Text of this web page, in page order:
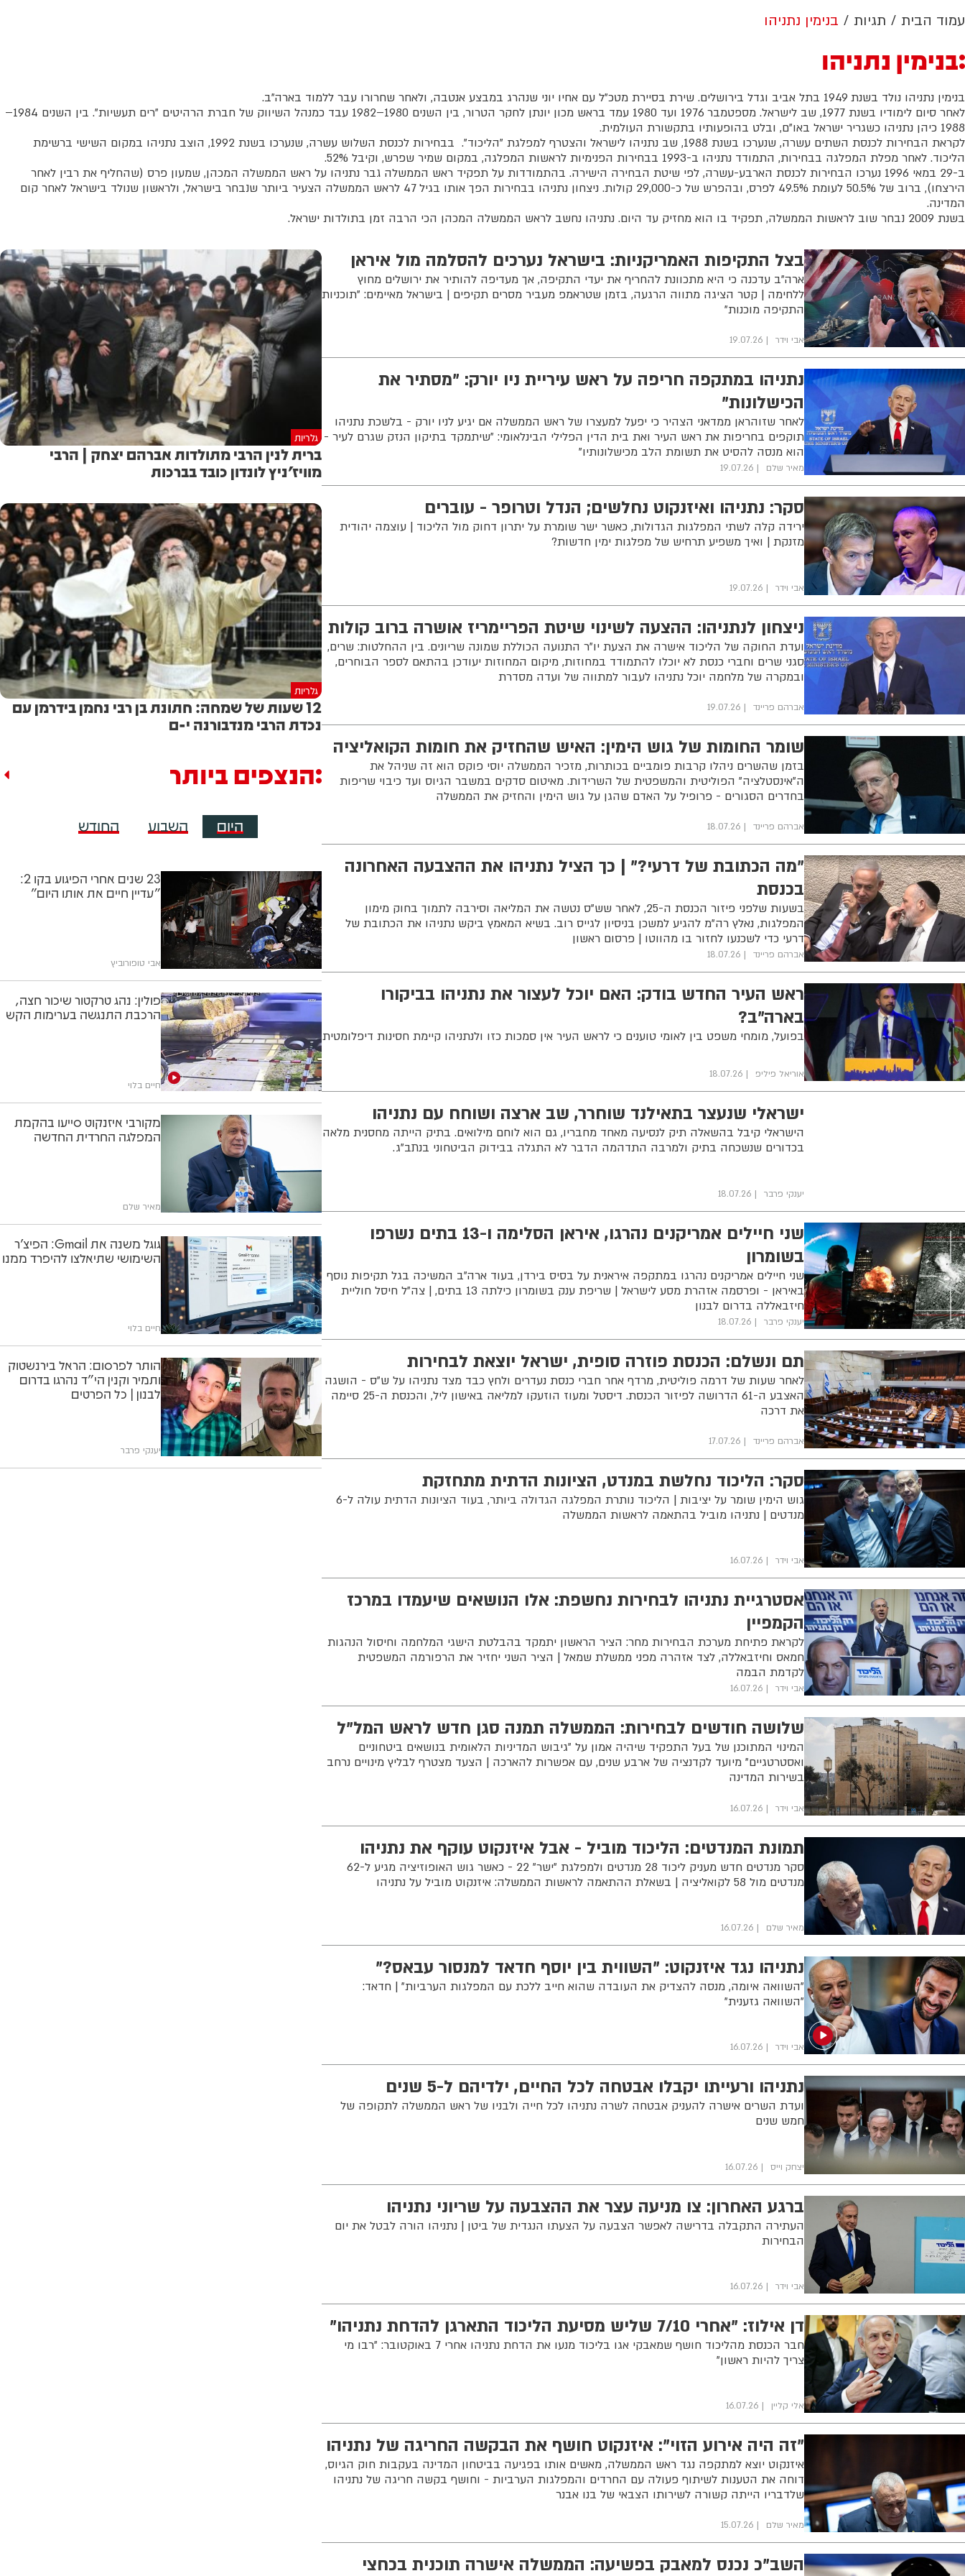
עמוד הבית תגיות בנימין נתניהו
בנימין נתניהו
בנימין נתניהו נולד בשנת 1949 בתל אביב וגדל בירושלים. שירת בסיירת מטכ"ל עם אחיו יוני שנהרג במבצע אנטבה, ולאחר שחרורו עבר ללמוד בארה"ב.
לאחר סיום לימודיו בשנת 1977, שב לישראל. מספטמבר 1976 ועד 1980 עמד בראש מכון יונתן לחקר הטרור, בין השנים 1980–1982 עבד כמנהל השיווק של חברת הרהיטים "רים תעשיות". בין השנים 1984–
1988 כיהן נתניהו כשגריר ישראל באו"ם, ובלט בהופעותיו בתקשורת העולמית.
לקראת הבחירות לכנסת השתים עשרה, שנערכו בשנת 1988, שב נתניהו לישראל והצטרף למפלגת "הליכוד". בבחירות לכנסת השלוש עשרה, שנערכו בשנת 1992, הוצב נתניהו במקום השישי ברשימת
הליכוד. לאחר מפלת המפלגה בבחירות, התמודד נתניהו ב-1993 בבחירות הפנימיות לראשות המפלגה, במקום שמיר שפרש, וקיבל 52%.
ב-29 במאי 1996 נערכו הבחירות לכנסת הארבע-עשרה, לפי שיטת הבחירה הישירה. בהתמודדות על תפקיד ראש הממשלה גבר נתניהו על ראש הממשלה המכהן, שמעון פרס (שהחליף את רבין לאחר
הירצחו), ברוב של 50.5% לעומת 49.5% לפרס, ובהפרש של כ-29,000 קולות. ניצחון נתניהו בבחירות הפך אותו בגיל 47 לראש הממשלה הצעיר ביותר שנבחר בישראל, ולראשון שנולד בישראל לאחר קום
המדינה.
בשנת 2009 נבחר שוב לראשות הממשלה, תפקיד בו הוא מחזיק עד היום. נתניהו נחשב לראש הממשלה המכהן הכי הרבה זמן בתולדות ישראל.
בצל התקיפות האמריקניות: בישראל נערכים להסלמה מול איראן
ארה"ב עדכנה כי היא מתכוונת להחריף את יעדי התקיפה, אך מעדיפה להותיר את ירושלים מחוץ
ללחימה | קטר הציגה מתווה הרגעה, בזמן שטראמפ מעביר מסרים תקיפים | בישראל מאיימים: "תוכניות
התקיפה מוכנות"
אבי וידר 19.07.26
נתניהו במתקפה חריפה על ראש עיריית ניו יורק: "מסתיר את
הכישלונות"
לאחר שזוהראן ממדאני הצהיר כי יפעל למעצרו של ראש הממשלה אם יגיע לניו יורק - בלשכת נתניהו
תוקפים בחריפות את ראש העיר ואת בית הדין הפלילי הבינלאומי: "שיתמקד בתיקון הנזק שגרם לעיר -
הוא מנסה להסיט את תשומת הלב מכישלונותיו"
מאיר שלם 19.07.26
סקר: נתניהו ואיזנקוט נחלשים; הנדל וטרופר - עוברים
ירידה קלה לשתי המפלגות הגדולות, כאשר ישר שומרת על יתרון דחוק מול הליכוד | עוצמה יהודית
מזנקת | ואיך משפיע תרחיש של מפלגות ימין חדשות?
אבי וידר 19.07.26
ניצחון לנתניהו: ההצעה לשינוי שיטת הפריימריז אושרה ברוב קולות
ועדת החוקה של הליכוד אישרה את הצעת יו”ר התנועה הכוללת שמונה שריונים. בין ההחלטות: שרים,
סגני שרים וחברי כנסת לא יוכלו להתמודד במחוזות, מיקום המחוזות יעודכן בהתאם לספר הבוחרים,
ובמקרה של מלחמה יוכל נתניהו לעבור למתווה של ועדה מסדרת
אברהם פריינד 19.07.26
שומר החומות של גוש הימין: האיש שהחזיק את חומות הקואליציה
בזמן שהשרים ניהלו קרבות פומביים בכותרות, מזכיר הממשלה יוסי פוקס הוא זה שניהל את
ה"אינסטלציה" הפוליטית והמשפטית של השרידות. מאיטום סדקים במשבר הגיוס ועד כיבוי שריפות
בחדרים הסגורים - פרופיל על האדם שהגן על גוש הימין והחזיק את הממשלה
אברהם פריינד 18.07.26
"מה הכתובת של דרעי?" | כך הציל נתניהו את ההצבעה האחרונה
בכנסת
בשעות שלפני פיזור הכנסת ה-25, לאחר שש"ס נטשה את המליאה וסירבה לתמוך בחוק מימון
המפלגות, נאלץ רה"מ להגיע למשכן בניסיון לגייס רוב. בשיא המאמץ ביקש נתניהו את הכתובת של
דרעי כדי לשכנעו לחזור בו מהווטו | פרסום ראשון
אברהם פריינד 18.07.26
ראש העיר החדש בודק: האם יוכל לעצור את נתניהו בביקורו
בארה"ב?
בפועל, מומחי משפט בין לאומי טוענים כי לראש העיר אין סמכות כזו ולנתניהו קיימת חסינות דיפלומטית
אוריאל פיליפ 18.07.26
ישראלי שנעצר בתאילנד שוחרר, שב ארצה ושוחח עם נתניהו
הישראלי קיבל בהשאלה תיק לנסיעה מאחד מחבריו, גם הוא לוחם מילואים. בתיק הייתה מחסנית מלאה
בכדורים שנשכחה בתיק ולמרבה התדהמה הדבר לא התגלה בבידוק הביטחוני בנתב"ג.
יענקי פרבר 18.07.26
שני חיילים אמריקנים נהרגו, איראן הסלימה ו-13 בתים נשרפו
בשומרון
שני חיילים אמריקנים נהרגו במתקפה איראנית על בסיס בירדן, בעוד ארה"ב המשיכה בגל תקיפות נוסף
באיראן - ופרסמה אזהרת מסע לישראל | שריפת ענק בשומרון כילתה 13 בתים, | צה"ל חיסל חוליית
חיזבאללה בדרום לבנון
יענקי פרבר 18.07.26
תם ונשלם: הכנסת פוזרה סופית, ישראל יוצאת לבחירות
לאחר שעות של דרמה פוליטית, מרדף אחר חברי כנסת נעדרים ולחץ כבד מצד נתניהו על ש”ס - הושגה
האצבע ה-61 הדרושה לפיזור הכנסת. דיסטל ומעוז הוזעקו למליאה באישון ליל, והכנסת ה-25 סיימה
את דרכה
אברהם פריינד 17.07.26
סקר: הליכוד נחלשת במנדט, הציונות הדתית מתחזקת
גוש הימין שומר על יציבות | הליכוד נותרת המפלגה הגדולה ביותר, בעוד הציונות הדתית עולה ל-6
מנדטים | נתניהו מוביל בהתאמה לראשות הממשלה
אבי וידר 16.07.26
אסטרגיית נתניהו לבחירות נחשפת: אלו הנושאים שיעמדו במרכז
הקמפיין
לקראת פתיחת מערכת הבחירות מחר: הציר הראשון יתמקד בהבלטת הישגי המלחמה וחיסול הנהגות
חמאס וחיזבאללה, לצד אזהרה מפני ממשלת שמאל | הציר השני יחזיר את הרפורמה המשפטית
לקדמת הבמה
אבי וידר 16.07.26
שלושה חודשים לבחירות: הממשלה תמנה סגן חדש לראש המל"ל
המינוי המתוכנן של בעל התפקיד שיהיה אמון על "גיבוש המדיניות הלאומית בנושאים ביטחוניים
ואסטרטגיים" מיועד לקדנציה של ארבע שנים, עם אפשרות להארכה | הצעד מצטרף לבליץ מינויים נרחב
בשירות המדינה
אבי וידר 16.07.26
תמונת המנדטים: הליכוד מוביל - אבל איזנקוט עוקף את נתניהו
סקר מנדטים חדש מעניק ליכוד 28 מנדטים ולמפלגת "ישר" 22 - כאשר גוש האופוזיציה מגיע ל-62
מנדטים מול 58 לקואליציה | בשאלת ההתאמה לראשות הממשלה: איזנקוט מוביל על נתניהו
מאיר שלם 16.07.26
נתניהו נגד איזנקוט: "השווית בין יוסף חדאד למנסור עבאס?"
"השוואה איומה, מנסה להצדיק את העובדה שהוא חייב ללכת עם המפלגות הערביות" | חדאד:
"השוואה גזענית"
אבי וידר 16.07.26
נתניהו ורעייתו יקבלו אבטחה לכל החיים, ילדיהם ל-5 שנים
ועדת השרים אישרה להעניק אבטחה לשרה נתניהו לכל חייה ולבניו של ראש הממשלה לתקופה של
חמש שנים
יצחק וייס 16.07.26
ברגע האחרון: צו מניעה עצר את ההצבעה על שריוני נתניהו
העתירה התקבלה בדרישה לאפשר הצבעה על הצעתו הנגדית של ביטן | נתניהו הורה לבטל את יום
הבחירות
אבי וידר 16.07.26
דן אילוז: "אחרי 7/10 שליש מסיעת הליכוד התארגן להדחת נתניהו"
חבר הכנסת מהליכוד חושף שמאבקי אגו בליכוד מנעו את הדחת נתניהו אחרי 7 באוקטובר: "רבו מי
צריך להיות ראשון"
אלי קליין 16.07.26
"זה היה אירוע הזוי": איזנקוט חושף את הבקשה החריגה של נתניהו
איזנקוט יוצא למתקפה נגד ראש הממשלה, מאשים אותו בפגיעה בביטחון המדינה בעקבות חוק הגיוס,
דוחה את הטענות לשיתוף פעולה עם החרדים והמפלגות הערביות - וחושף בקשה חריגה של נתניהו
שלדבריו הייתה קשורה לשירותו הצבאי של בנו אבנר
מאיר שלם 15.07.26
השב"כ נכנס למאבק בפשיעה: הממשלה אישרה תוכנית בכחצי
גלריות
ברית לנין הרבי מתולדות אברהם יצחק | הרבי
מוויז'ניץ לונדון כובד בברכות
גלריות
12 שעות של שמחה: חתונת בן רבי נחמן בידרמן עם
נכדת הרבי מנדבורנה י-ם
הנצפים ביותר
היום השבוע החודש
23 שנים אחרי הפיגוע בקו 2:
"עדיין חיים את אותו היום"
אבי טופורוביץ
פולין: נהג טרקטור שיכור חצה,
הרכבת התנגשה בערימות הקש
חיים בלוי
מקורבי איזנקוט סייעו בהקמת
המפלגה החרדית החדשה
מאיר שלם
גוגל משנה את Gmail: הפיצ'ר
השימושי שתיאלצו להיפרד ממנו
חיים בלוי
הותר לפרסום: הראל בירנשטוק
ותמיר וקנין הי"ד נהרגו בדרום
לבנון | כל הפרטים
יענקי פרבר